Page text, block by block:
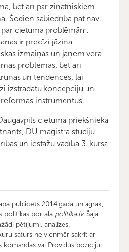
bet arī par zinātniskiem
Šodien sabiedrībā pat nav
cietuma problēmām.
ir precīzi jāzina
izmaiņas un jāņem vērā
problēmas, bet arī
un tendences, lai
izstrādātu koncepciju un
instrumentus.
cietuma priekšnieka
DU maģistra studiju
un iestāžu vadība 3. kursa
publicēts 2014.gadā un agrāk,
politikas portāla politika.lv. Šajā
pētijumi, analīzes,
saturs ne vienmēr sakrīt ar
komandas vai Providus pozīciju.